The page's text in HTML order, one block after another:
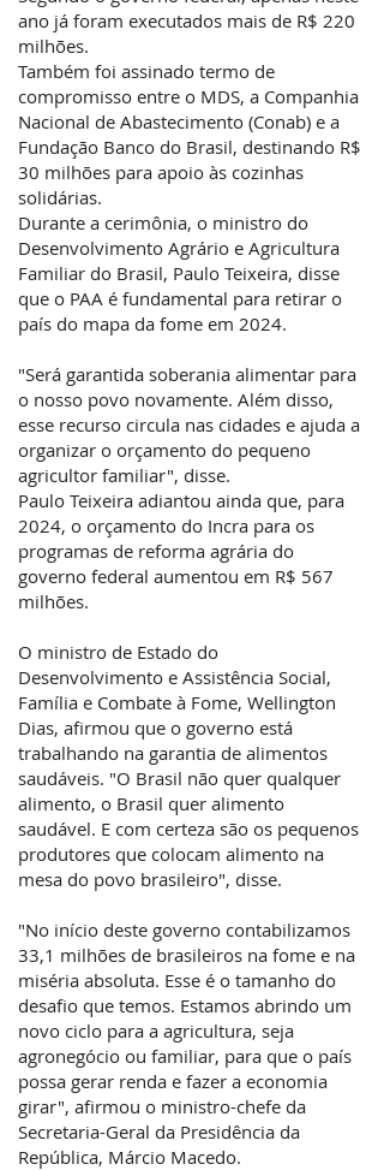
ano já foram executados mais de R$ 220
milhões.
Também foi assinado termo de
compromisso entre o MDS, a Companhia
Nacional de Abastecimento (Conab) e a
Fundação Banco do Brasil, destinando R$
30 milhões para apoio às cozinhas
solidárias.
Durante a cerimônia, o ministro do
Desenvolvimento Agrário e Agricultura
Familiar do Brasil, Paulo Teixeira, disse
que o PAA é fundamental para retirar o
país do mapa da fome em 2024.
"Será garantida soberania alimentar para
o nosso povo novamente. Além disso,
esse recurso circula nas cidades e ajuda a
organizar o orçamento do pequeno
agricultor familiar", disse.
Paulo Teixeira adiantou ainda que, para
2024, o orçamento do Incra para os
programas de reforma agrária do
governo federal aumentou em R$ 567
milhões.
O ministro de Estado do
Desenvolvimento e Assistência Social,
Família e Combate à Fome, Wellington
Dias, afirmou que o governo está
trabalhando na garantia de alimentos
saudáveis. "O Brasil não quer qualquer
alimento, o Brasil quer alimento
saudável. E com certeza são os pequenos
produtores que colocam alimento na
mesa do povo brasileiro", disse.
"No início deste governo contabilizamos
33,1 milhões de brasileiros na fome e na
miséria absoluta. Esse é o tamanho do
desafio que temos. Estamos abrindo um
novo ciclo para a agricultura, seja
agronegócio ou familiar, para que o país
possa gerar renda e fazer a economia
girar", afirmou o ministro-chefe da
Secretaria-Geral da Presidência da
República, Márcio Macedo.